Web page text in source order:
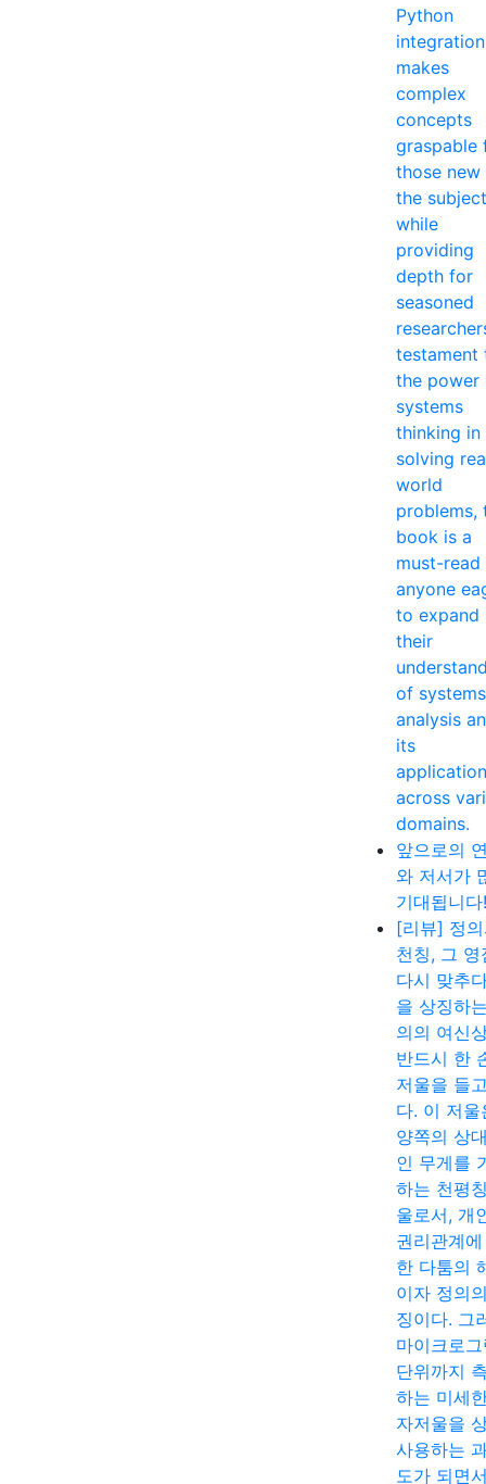
Python
makes
complex
concepts
graspable
those
the subject
while
providing
depth for
seasoned
testament
the power
systems
thinking in
solving
world
problems,
book is a
must-
anyone
to expand
their
of systems
analysis
its
across
domains.
앞으로의
와 저서가
기대됩니다!
[리뷰] 정
천칭, 그 영
다시 맞추
을 상징하
의의 여신
반드시 한
저울을 들
다. 이 저울
양쪽의 상
인 무게를
하는 천평
울로서, 개
권리관계
한 다툼의
이자 정의
징이다. 그
마이크로
단위까지
하는 미세
자저울을
사용하는
도가 되면